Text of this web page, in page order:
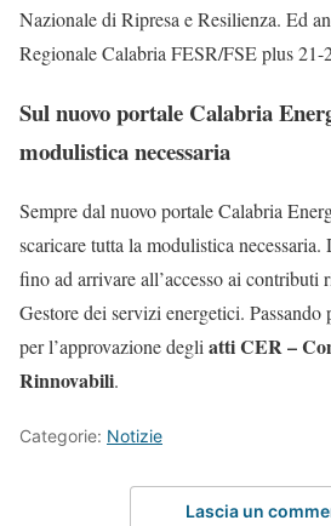
Nazionale di Ripresa e Resilienza. Ed
Regionale Calabria FESR/FSE plus 21-
Sul nuovo portale Calabria
modulistica necessaria
Sempre dal nuovo portale Calabria
scaricare tutta la modulistica
fino ad arrivare all’accesso ai
Gestore dei servizi energetici. Passando
per l’approvazione degli atti CER –
Rinnovabili.
Categorie: Notizie
Lascia un